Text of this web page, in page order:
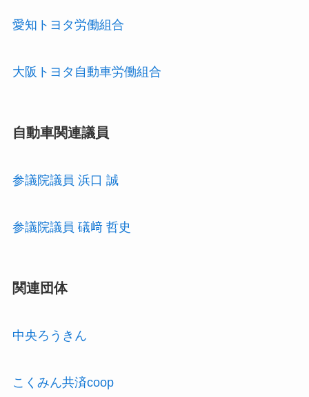
愛知トヨタ労働組合
大阪トヨタ自動車労働組合
自動車関連議員
参議院議員 浜口 誠
参議院議員 礒﨑 哲史
関連団体
中央ろうきん
こくみん共済coop